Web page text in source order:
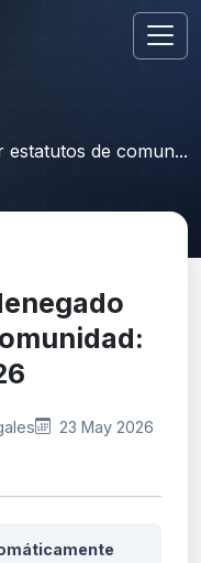
de comun...
23 May 2026